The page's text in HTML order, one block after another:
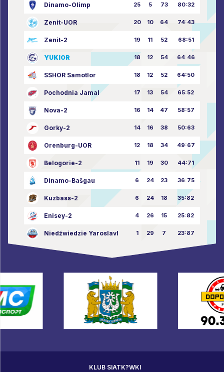
Dinamo-Olimp 25 5 73 80:32
Zenit-UOR 20 10 64 74:43
Zenit-2 19 11 52 68:51
YUKIOR 18 12 54 64:46
SSHOR Samotlor 18 12 52 64:50
Pochodnia Jamal 17 13 54 65:52
Nova-2 16 14 47 58:57
Gorky-2 14 16 38 50:63
Orenburg-UOR 12 18 34 49:67
Belogorie-2 11 19 30 44:71
Dinamo-Bašgau 6 24 23 36:75
Kuzbass-2 6 24 18 35:82
Enisey-2 4 26 15 25:82
Niedźwiedzie Yaroslavl 1 29 7 23:87
KLUB SIATK?WKI